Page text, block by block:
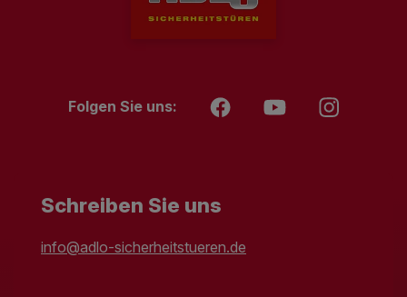
Folgen Sie uns:
Schreiben Sie uns
info@adlo-sicherheitstueren.de